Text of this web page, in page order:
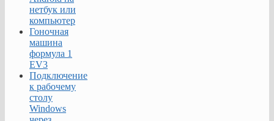
нетбук или
компьютер
Гоночная
машина
формула 1
EV3
Подключение
к рабочему
столу
Windows